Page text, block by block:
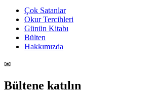
Çok Satanlar
Okur Tercihleri
Günün Kitabı
Bülten
Hakkımızda
✉
Bültene katılın